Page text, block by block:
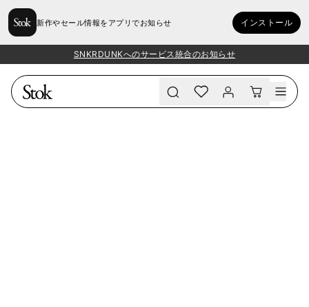
新作やセール情報をアプリでお知らせ インストール
SNKRDUNKへのサービス統合のお知らせ